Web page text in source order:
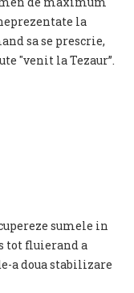
la
sa se prescrie,
"venit la Tezaur”.
sumele in
tot fluierand a
a doua stabilizare